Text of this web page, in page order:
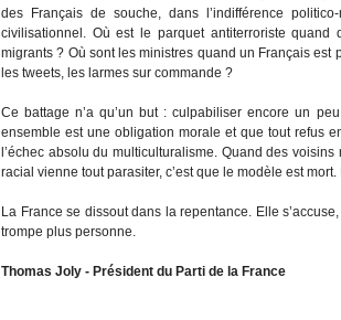
des Français de souche, dans l’indifférence
civilisationnel. Où est le parquet antiterroriste
migrants ? Où sont les ministres quand un Français est
les tweets, les larmes sur commande ?
Ce battage n’a qu’un but : culpabiliser encore un
ensemble est une obligation morale et que tout refus
l’échec absolu du multiculturalisme. Quand des
racial vienne tout parasiter, c’est que le modèle est
La France se dissout dans la repentance. Elle
trompe plus personne.
Thomas Joly - Président du Parti de la France